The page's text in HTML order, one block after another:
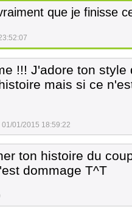
que je finisse
!!! J'adore ton
mais si ce
01/01/2015 18:59:22
ton histoire du
dommage T^T